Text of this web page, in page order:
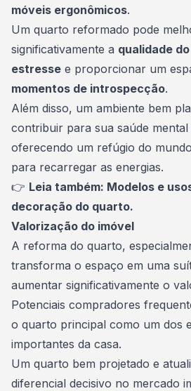
móveis ergonômicos.
Um quarto reformado pode
significativamente a qualidade
estresse e proporcionar um
momentos de introspecção.
Além disso, um ambiente bem
contribuir para sua saúde
oferecendo um refúgio do
para recarregar as energias.
👉 Leia também: Modelos e
decoração do quarto.
Valorização do imóvel
A reforma do quarto,
transforma o espaço em uma
aumentar significativamente o
Potenciais compradores
o quarto principal como um dos
importantes da casa.
Um quarto bem projetado e
diferencial decisivo no mercado